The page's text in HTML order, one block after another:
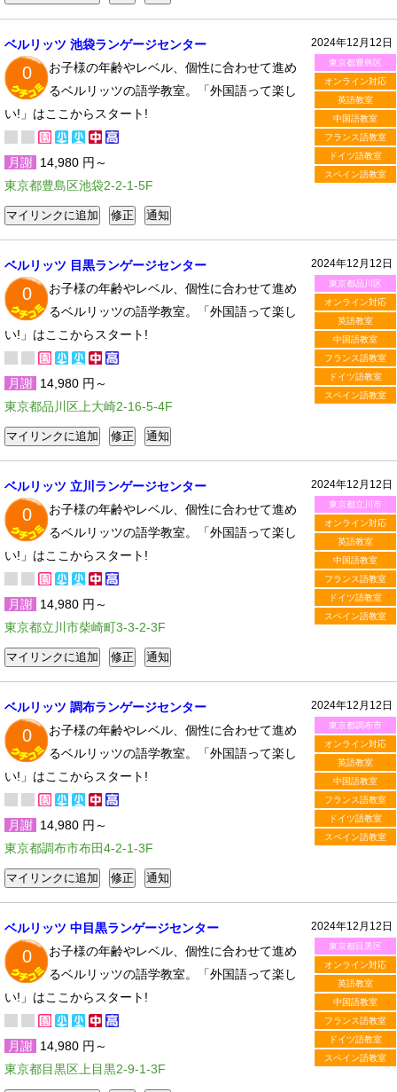
2024年12月12日
東京都豊島区
オンライン対応
英語教室
中国語教室
フランス語教室
ドイツ語教室
スペイン語教室
ベルリッツ 池袋ランゲージセンター
0
お子様の年齢やレベル、個性に合わせて進め
るベルリッツの語学教室。「外国語って楽し
い!」はここからスタート!
月謝 14,980 円～
東京都豊島区池袋2-2-1-5F
2024年12月12日
東京都品川区
オンライン対応
英語教室
中国語教室
フランス語教室
ドイツ語教室
スペイン語教室
ベルリッツ 目黒ランゲージセンター
0
お子様の年齢やレベル、個性に合わせて進め
るベルリッツの語学教室。「外国語って楽し
い!」はここからスタート!
月謝 14,980 円～
東京都品川区上大崎2-16-5-4F
2024年12月12日
東京都立川市
オンライン対応
英語教室
中国語教室
フランス語教室
ドイツ語教室
スペイン語教室
ベルリッツ 立川ランゲージセンター
0
お子様の年齢やレベル、個性に合わせて進め
るベルリッツの語学教室。「外国語って楽し
い!」はここからスタート!
月謝 14,980 円～
東京都立川市柴崎町3-3-2-3F
2024年12月12日
東京都調布市
オンライン対応
英語教室
中国語教室
フランス語教室
ドイツ語教室
スペイン語教室
ベルリッツ 調布ランゲージセンター
0
お子様の年齢やレベル、個性に合わせて進め
るベルリッツの語学教室。「外国語って楽し
い!」はここからスタート!
月謝 14,980 円～
東京都調布市布田4-2-1-3F
2024年12月12日
東京都目黒区
オンライン対応
英語教室
中国語教室
フランス語教室
ドイツ語教室
スペイン語教室
ベルリッツ 中目黒ランゲージセンター
0
お子様の年齢やレベル、個性に合わせて進め
るベルリッツの語学教室。「外国語って楽し
い!」はここからスタート!
月謝 14,980 円～
東京都目黒区上目黒2-9-1-3F